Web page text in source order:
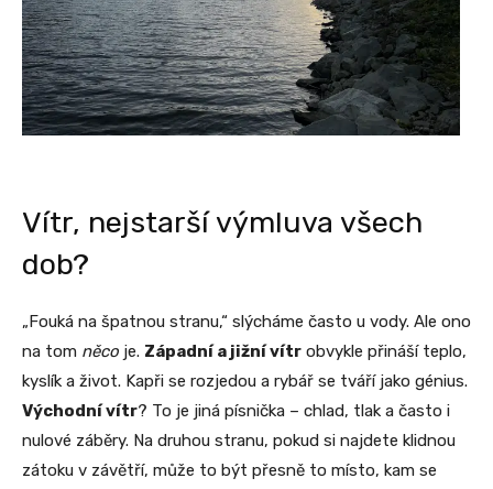
Vítr, nejstarší výmluva všech
dob?
„Fouká na špatnou stranu,“ slýcháme často u vody. Ale ono
na tom něco je. Západní a jižní vítr obvykle přináší teplo,
kyslík a život. Kapři se rozjedou a rybář se tváří jako génius.
Východní vítr? To je jiná písnička – chlad, tlak a často i
nulové záběry. Na druhou stranu, pokud si najdete klidnou
zátoku v závětří, může to být přesně to místo, kam se